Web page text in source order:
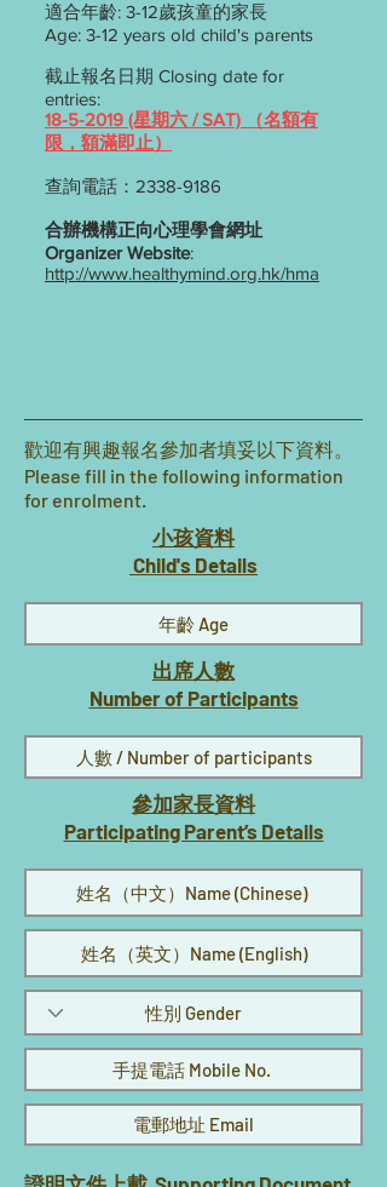
適合年齡: 3-12歲孩童的家長
Age: 3-12 years old child's parents
截止報名日期 Closing date for
entries:
18-5-2019 (星期六 / SAT) （名額有
限，額滿即止）
查詢電話：2338-9186
合辦機構正向心理學會網址
Organizer Website:
http://www.healthymind.org.hk/hma
歡迎有興趣報名參加者填妥以下資料。
Please fill in the following information
for enrolment.
小孩資料
Child's Details
出席人數
Number of Participants
參加家長資料
Participating Parent’s Details